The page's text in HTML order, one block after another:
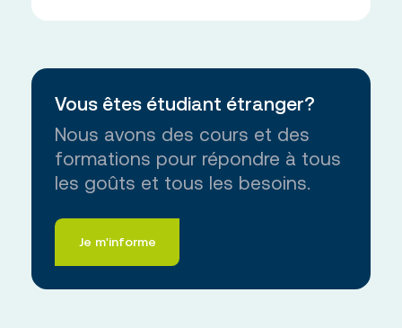
Vous êtes étudiant étranger?
Nous avons des cours et des
formations pour répondre à tous
les goûts et tous les besoins.
Je m'informe